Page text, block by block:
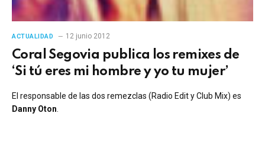
ACTUALIDAD 12 junio 2012
Coral Segovia publica los remixes de
‘Si tú eres mi hombre y yo tu mujer’
El responsable de las dos remezclas (Radio Edit y Club Mix) es
Danny Oton